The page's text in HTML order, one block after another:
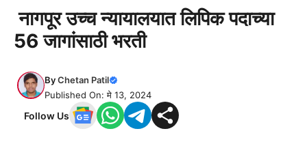
नागपूर उच्च न्यायालयात लिपिक पदाच्या
56 जागांसाठी भरती
ByChetan Patil
Published On: मे 13, 2024
Follow Us